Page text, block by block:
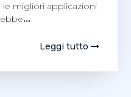
migliori applicazioni
…
Leggi tutto